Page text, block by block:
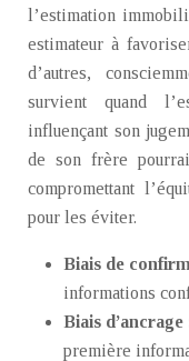
l’estimation
estimateur à
d’autres,
survient quand
influençant son
de son frère
compromettant
pour les éviter.
Biais de
informations
Biais d’ancrage
première